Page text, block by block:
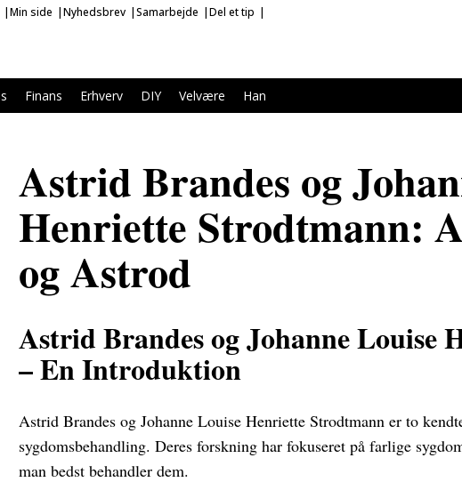
Min side Nyhedsbrev Samarbejde Del et tip
Finans Erhverv DIY Velvære Han
Astrid Brandes og
Henriette Strodtmann:
og Astrod
Astrid Brandes og Johanne Louise
– En Introduktion
Astrid Brandes og Johanne Louise Henriette Strodtmann er to
sygdomsbehandling. Deres forskning har fokuseret på farlige
man bedst behandler dem.